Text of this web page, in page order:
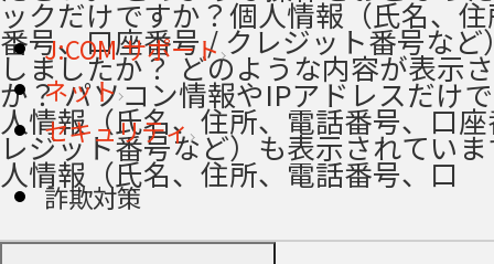
ックだけですか？個人情報（氏名、
番号、口座番号 / クレジット番号など
しましたか？ どのような内容が表示
か？ パソコン情報やIPアドレスだけ
人情報（氏名、住所、電話番号、口
レジット番号など）も表示されてい
人情報（氏名、住所、電話番号、口
J:COM サポート
ネット
セキュリティ
詐欺対策